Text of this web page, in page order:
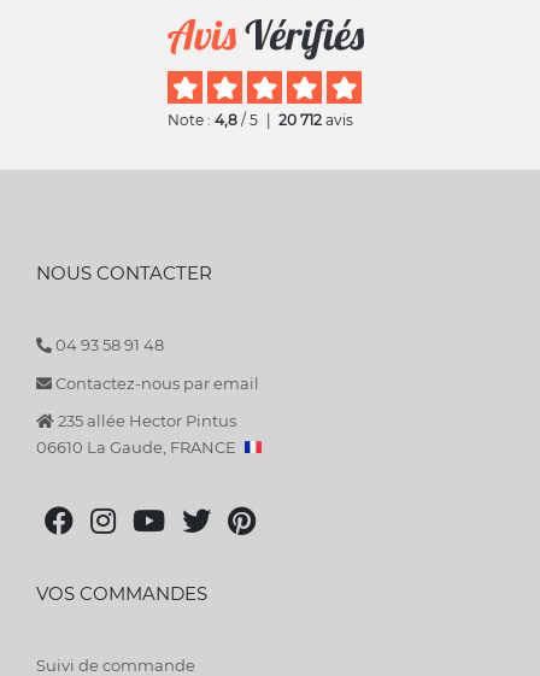
Note : 4,8 / 5 20 712 avis
NOUS CONTACTER
04 93 58 91 48
Contactez-nous par email
235 allée Hector Pintus
06610 La Gaude, FRANCE
VOS COMMANDES
Suivi de commande